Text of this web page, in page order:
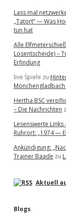
Lass mal
„Tatort“ — Was
tun hat
Alle
Losentscheide) –
Erfindung
live Spiele zu
Hertha BSC
– Die Nachrichten
Lesenswerte
Ruhrort: „1974 —
Ankündigung:
Trainer Baade zu
Aktuell
Blogs